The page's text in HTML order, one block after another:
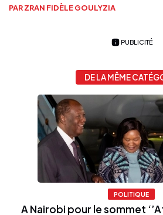
PAR ZRAN FIDÈLE GOULYZIA
PUBLICITÉ
DE LA MÊME
POLITIQUE
A Nairobi pour le sommet